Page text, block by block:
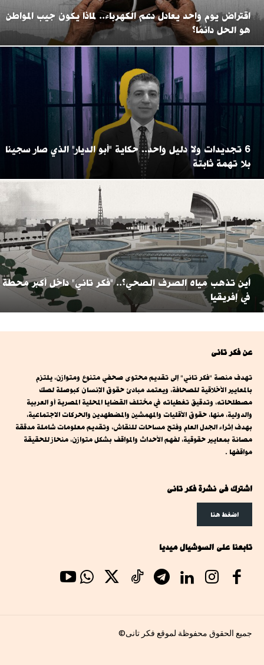
اقتراض يوم واحد يعادل دعم الكهرباء.. لماذا يكون جيب المواطن
هو الحل دائمًا؟
6 تجديدات ولا دليل واحد.. حكاية "أبو الديار" الذي صار سجينا
بلا تهمة ثابتة
أين تذهب مياه الصرف الصحي؟.. "فكر تاني" داخل أكبر محطة
في إفريقيا
عن فكر تانى
تهدف منصة "فكر تاني" إلى تقديم محتوى صحفي متنوع ومتوازن، يلتزم
بالمعايير الأخلاقية للصحافة، ويعتمد مبادئ حقوق الإنسان كبوصلة لصك
مصطلحاته، وتدقيق تغطياته في مختلف القضايا المحلية المصرية أو العربية
والدولية، منها، حقوق الأقليات والمهمشين والمضطهدين والحركات الاجتماعية،
بهدف إثراء الجدل العام وفتح مساحات للنقاش، وتقديم معلومات شاملة مدققة
مصانة بمعايير حقوقية، لفهم الأحداث والمواقف بشكل متوازن، منحاز للحقيقة
مواقفها .
اشترك فى نشرة فكر تانى
اضغط هنا
تابعنا على السوشيال ميديا
جميع الحقوق محفوظة لموقع فكر تانى©